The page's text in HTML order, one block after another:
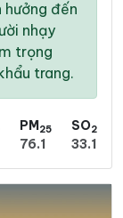
hưởng đến
nhạy
trọng
trang.
PM25
76.1
SO2
33.1